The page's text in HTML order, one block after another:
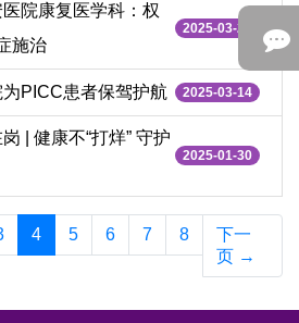
院康复医学科：权
施治
2025-03-28
PICC患者保驾护航 2025-03-14
| 健康不“打烊” 守护
2025-01-30
4 5 6 7 8
下一
页 →